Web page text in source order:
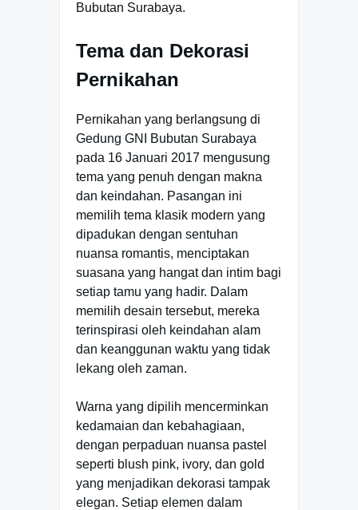
Bubutan Surabaya.
Tema dan Dekorasi
Pernikahan
Pernikahan yang berlangsung di
Gedung GNI Bubutan Surabaya
pada 16 Januari 2017 mengusung
tema yang penuh dengan makna
dan keindahan. Pasangan ini
memilih tema klasik modern yang
dipadukan dengan sentuhan
nuansa romantis, menciptakan
suasana yang hangat dan intim bagi
setiap tamu yang hadir. Dalam
memilih desain tersebut, mereka
terinspirasi oleh keindahan alam
dan keanggunan waktu yang tidak
lekang oleh zaman.
Warna yang dipilih mencerminkan
kedamaian dan kebahagiaan,
dengan perpaduan nuansa pastel
seperti blush pink, ivory, dan gold
yang menjadikan dekorasi tampak
elegan. Setiap elemen dalam